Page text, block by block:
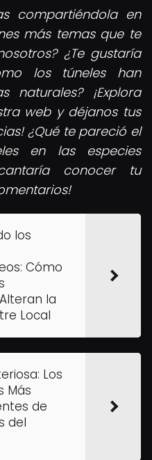
compartiéndola en
más temas que te
¿Te gustaría
los túneles han
naturales? ¡Explora
web y déjanos tus
¿Qué te pareció el
en las especies
conocer tu
los
Cómo
la
Local
Los
Más
de
del